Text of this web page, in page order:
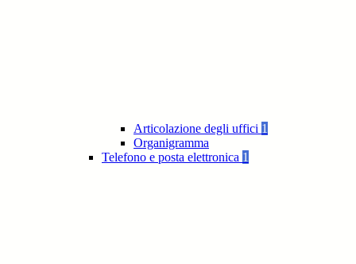
Articolazione degli uffici 1
Organigramma
Telefono e posta elettronica 1